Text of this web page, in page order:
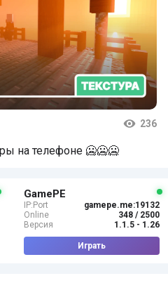
236
на телефоне 🥶🥶🥶
GamePE
IP:Port
gamepe.me:19132
Online
348 / 2500
Версия
1.1.5 - 1.26
Играть